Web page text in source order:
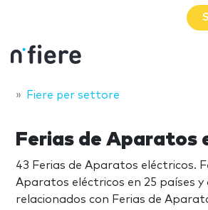
Fiere per settore
Ferias de Aparatos
43 Ferias de Aparatos eléctricos.
Aparatos eléctricos en 25 países y
relacionados con Ferias de